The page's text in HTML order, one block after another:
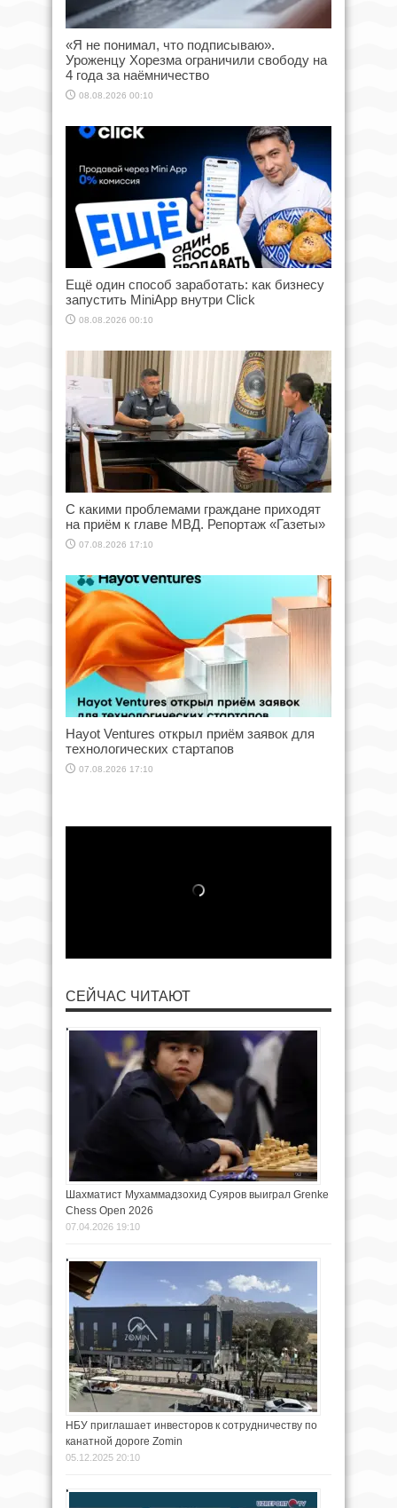
«Я не понимал, что подписываю».
Уроженцу Хорезма ограничили свободу на
4 года за наёмничество
08.08.2026 00:10
Ещё один способ заработать: как бизнесу
запустить MiniApp внутри Click
08.08.2026 00:10
С какими проблемами граждане приходят
на приём к главе МВД. Репортаж «Газеты»
07.08.2026 17:10
Hayot Ventures открыл приём заявок для
технологических стартапов
07.08.2026 17:10
СЕЙЧАС ЧИТАЮТ
Шахматист Мухаммадзохид Суяров выиграл Grenke
Chess Open 2026
07.04.2026 19:10
НБУ приглашает инвесторов к сотрудничеству по
канатной дороге Zomin
05.12.2025 20:10